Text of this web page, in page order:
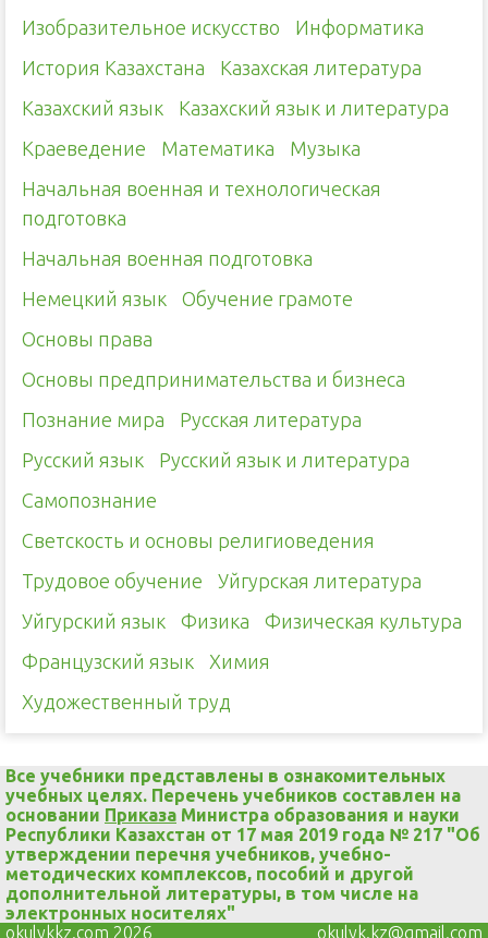
Изобразительное искусство
Информатика
История Казахстана
Казахская литература
Казахский язык
Казахский язык и литература
Краеведение
Математика
Музыка
Начальная военная и технологическая
подготовка
Начальная военная подготовка
Немецкий язык
Обучение грамоте
Основы права
Основы предпринимательства и бизнеса
Познание мира
Русская литература
Русский язык
Русский язык и литература
Самопознание
Светскость и основы религиоведения
Трудовое обучение
Уйгурская литература
Уйгурский язык
Физика
Физическая культура
Французский язык
Химия
Художественный труд
Все учебники представлены в ознакомительных
учебных целях. Перечень учебников составлен на
основании Приказа Министра образования и науки
Республики Казахстан от 17 мая 2019 года № 217 "Об
утверждении перечня учебников, учебно-
методических комплексов, пособий и другой
дополнительной литературы, в том числе на
электронных носителях"
okulykkz.com 2026
okulyk.kz@gmail.com